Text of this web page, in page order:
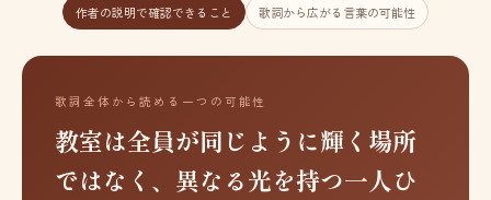
作者の説明で確認できること 歌詞から広がる言葉の可能性
歌詞全体から読める一つの可能性
教室は全員が同じように輝く場所
ではなく、異なる光を持つ一人ひ